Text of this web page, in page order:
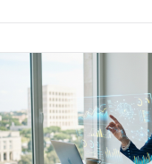
ottimizzazione del ROAS.